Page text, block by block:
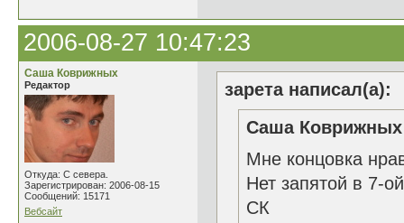
2006-08-27 10:47:23
Саша Коврижных
Редактор
Откуда: С севера.
Зарегистрирован: 2006-08-15
Сообщений: 15171
Вебсайт
зарета написал(а):
Саша Коврижных
Мне концовка
Нет запятой в 7-
СК